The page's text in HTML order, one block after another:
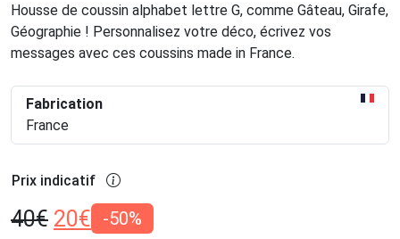
Housse de coussin alphabet lettre G, comme Gâteau, Girafe,
Géographie ! Personnalisez votre déco, écrivez vos
messages avec ces coussins made in France.
Fabrication
France
Prix indicatif
40€ 20€ -50%